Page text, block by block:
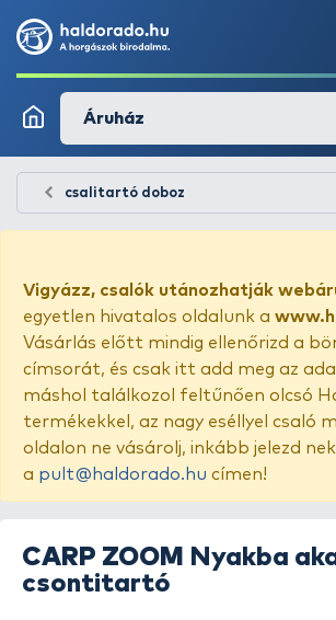
Áruház
csalitartó doboz
Vigyázz, csalók utánozhatják
egyetlen hivatalos oldalunk a
Vásárlás előtt mindig ellenőrizd a
címsorát, és csak itt add meg az
máshol találkozol feltűnően olcsó
termékekkel, az nagy eséllyel csaló
oldalon ne vásárolj, inkább jelezd
a pult@haldorado.hu címen!
CARP ZOOM
Nyakba
csontitartó